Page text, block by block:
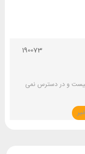
190073
نیست و در دسترس نمی